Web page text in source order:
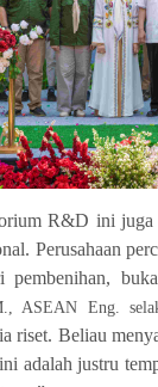
R&D ini juga
Perusahaan
pembenihan,
ASEAN Eng.
riset. Beliau
adalah justru